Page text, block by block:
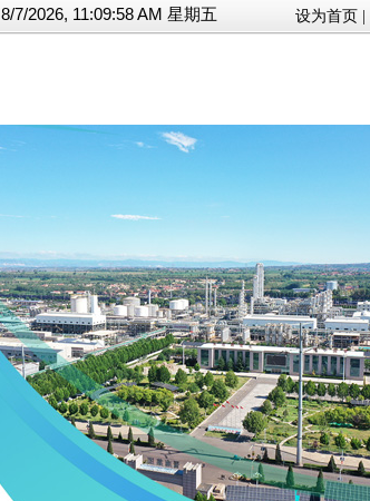
设为首页
8/7/2026, 11:09:58 AM 星期五